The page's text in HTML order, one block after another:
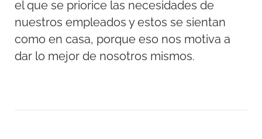
el que se priorice las necesidades de
nuestros empleados y estos se sientan
como en casa, porque eso nos motiva a
dar lo mejor de nosotros mismos.